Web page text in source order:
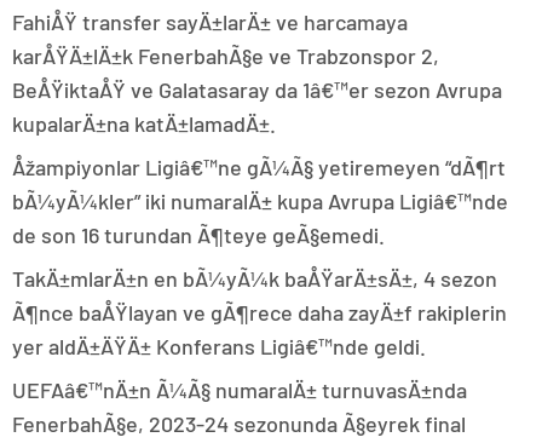
FahiÅŸ transfer sayÄ±larÄ± ve harcamaya
karÅŸÄ±lÄ±k FenerbahÃ§e ve Trabzonspor 2,
BeÅŸiktaÅŸ ve Galatasaray da 1â€™er sezon Avrupa
kupalarÄ±na katÄ±lamadÄ±.
Åžampiyonlar Ligiâ€™ne gÃ¼Ã§ yetiremeyen “dÃ¶rt
bÃ¼yÃ¼kler” iki numaralÄ± kupa Avrupa Ligiâ€™nde
de son 16 turundan Ã¶teye geÃ§emedi.
TakÄ±mlarÄ±n en bÃ¼yÃ¼k baÅŸarÄ±sÄ±, 4 sezon
Ã¶nce baÅŸlayan ve gÃ¶rece daha zayÄ±f rakiplerin
yer aldÄ±ÄŸÄ± Konferans Ligiâ€™nde geldi.
UEFAâ€™nÄ±n Ã¼Ã§ numaralÄ± turnuvasÄ±nda
FenerbahÃ§e, 2023-24 sezonunda Ã§eyrek final